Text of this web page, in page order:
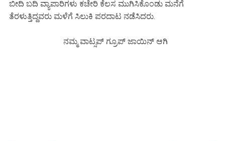
ಬೀದಿ ಬದಿ ವ್ಯಾಪಾರಿಗಳು ಕಚೇರಿ ಕೆಲಸ ಮುಗಿಸಿಕೊಂಡು ಮನೆಗೆ
ತೆರಳುತ್ತಿದ್ದವರು ಮಳೆಗೆ ಸಿಲುಕಿ ಪರದಾಟ ನಡೆಸಿದರು.
ನಮ್ಮ ವಾಟ್ಸಪ್ ಗ್ರೂಪ್ ಜಾಯಿನ್ ಆಗಿ